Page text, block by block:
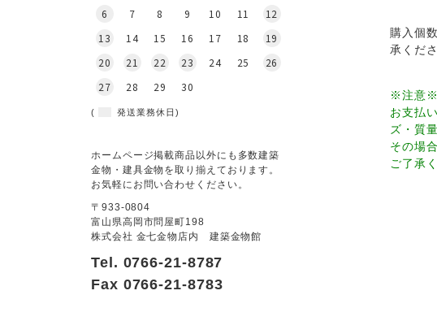
購入個
承くださ
※注意※
お支払
ズ・質
その場
ご了承
6
7 8 9 10 11
12
13
14 15 16 17 18
19
20
21 22 23 24 25
26
27
28 29 30
( 発送業務休日)
ホームページ掲載商品以外にも多数建築
金物・建具金物を取り揃えております。
お気軽にお問い合わせください。
〒933-0804
富山県高岡市問屋町198
株式会社 金七金物店内 建築金物館
Tel. 0766-21-8787
Fax 0766-21-8783